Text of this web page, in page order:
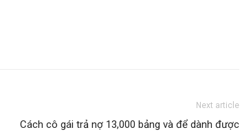
Next article
Cách cô gái trả nợ 13,000 bảng và để dành được